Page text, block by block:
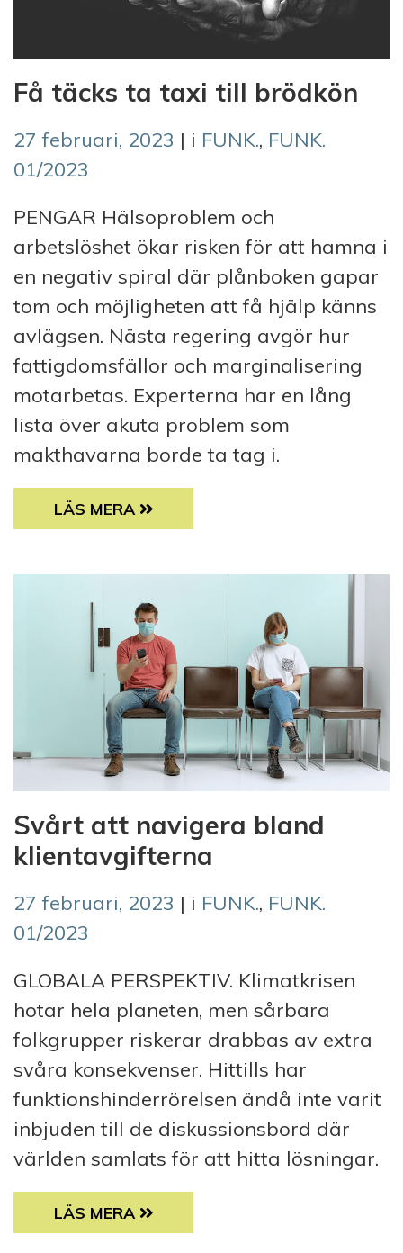
Få täcks ta taxi till brödkön
27 februari, 2023 | i FUNK., FUNK.
01/2023
PENGAR Hälsoproblem och
arbetslöshet ökar risken för att hamna i
en negativ spiral där plånboken gapar
tom och möjligheten att få hjälp känns
avlägsen. Nästa regering avgör hur
fattigdomsfällor och marginalisering
motarbetas. Experterna har en lång
lista över akuta problem som
makthavarna borde ta tag i.
FÅ TÄCKS TA TAXI TILL BRÖDKÖN
LÄS MERA
Svårt att navigera bland
klientavgifterna
27 februari, 2023 | i FUNK., FUNK.
01/2023
GLOBALA PERSPEKTIV. Klimatkrisen
hotar hela planeten, men sårbara
folkgrupper riskerar drabbas av extra
svåra konsekvenser. Hittills har
funktionshinderrörelsen ändå inte varit
inbjuden till de diskussionsbord där
världen samlats för att hitta lösningar.
SVÅRT ATT NAVIGERA BLAND
LÄS MERA